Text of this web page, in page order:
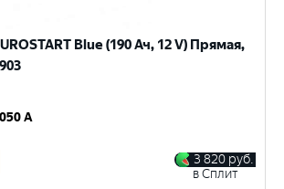
Blue (190 Ач, 12 V) Прямая,
A
3 820 руб.
в Сплит